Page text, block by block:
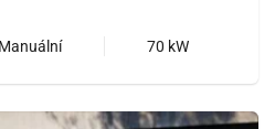
Manuální 70 kW